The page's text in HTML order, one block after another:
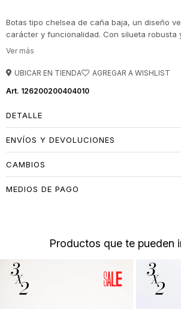
Botas tipo chelsea de caña baja, un diseño
carácter y funcionalidad. Con silueta robusta
aportan una estética moderna y urbana ideal
mientras que el tirador trasero suma
distintivo que realza su diseño.
UBICAR EN TIENDA
126200200404010
DETALLE
ENVÍOS Y DEVOLUCIONES
CAMBIOS
MEDIOS DE PAGO
Productos que te pueden